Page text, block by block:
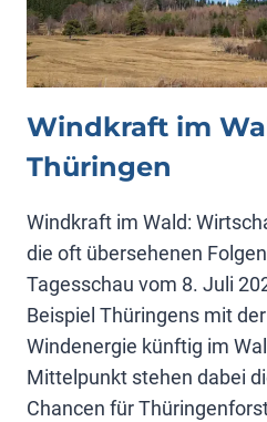
Windkraft im
Thüringen
Windkraft im Wald:
die oft übersehenen
Tagesschau vom 8. Juli
Beispiel Thüringens mit
Windenergie künftig im
Mittelpunkt stehen dabei
Chancen für